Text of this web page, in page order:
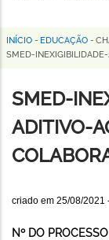
Trilha
navegação
INÍCIO - EDUCAÇÃO -
SMED-
SMED-
ADITIVO-
criado em 25/08/2021
Nº DO